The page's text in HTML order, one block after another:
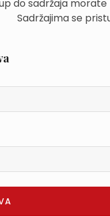
do sadržaja
Sadržajima se